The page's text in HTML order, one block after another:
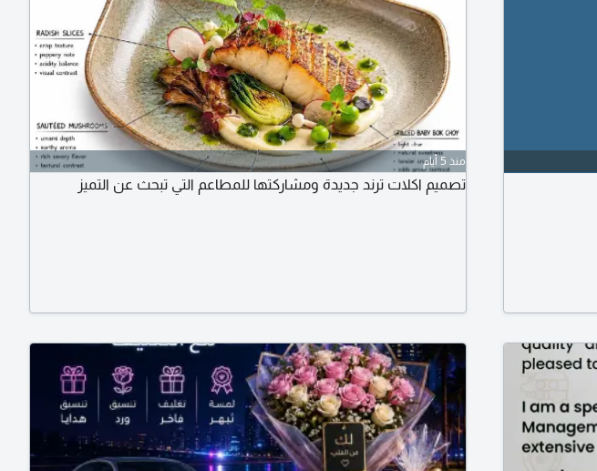
منذ 5 أيام
تصميم اكلات ترند جديدة ومشاركتها للمطاعم التي تبحث عن التميز